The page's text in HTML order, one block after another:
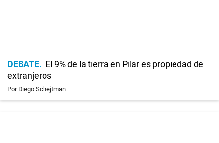
DEBATE
El 9% de la tierra en Pilar es propiedad de
extranjeros
Por Diego Schejtman